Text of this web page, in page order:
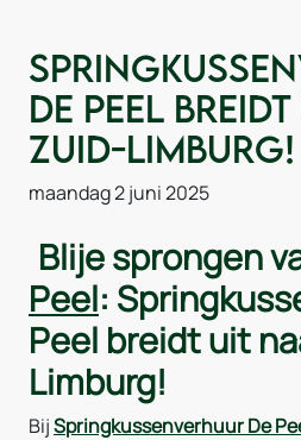
De Peel
Zuid-Limburg!
maandag 2 juni 2025
Blije sprongen
Peel:
Peel breidt uit
Limburg!
BijSpringkussenverhuur De